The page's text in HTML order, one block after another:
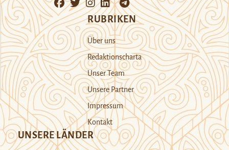
RUBRIKEN
Über uns
Redaktionscharta
Unser Team
Unsere Partner
Impressum
Kontakt
UNSERE LÄNDER